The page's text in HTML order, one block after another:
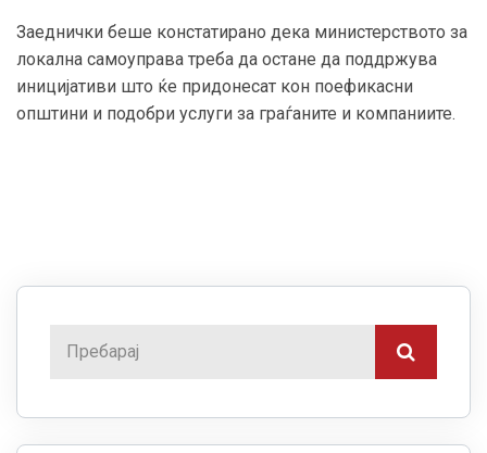
Заеднички беше констатирано дека министерството за
локална самоуправа треба да остане да поддржува
иницијативи што ќе придонесат кон поефикасни
општини и подобри услуги за граѓаните и компаниите.